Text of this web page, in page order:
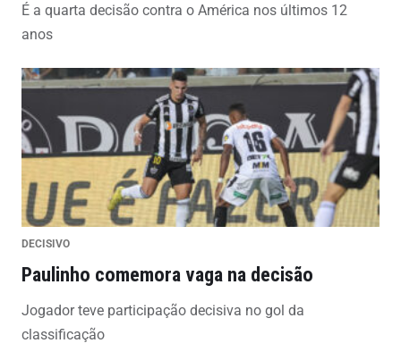
É a quarta decisão contra o América nos últimos 12
anos
DECISIVO
Paulinho comemora vaga na decisão
Jogador teve participação decisiva no gol da
classificação